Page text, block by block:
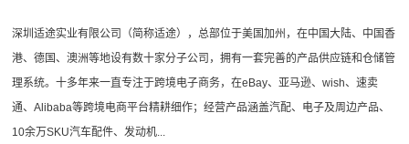
深圳适途实业有限公司（简称适途），总部位于美国加州，在中国大陆、中国香
港、德国、澳洲等地设有数十家分子公司，拥有一套完善的产品供应链和仓储管
理系统。十多年来一直专注于跨境电子商务，在eBay、亚马逊、wish、速卖
通、Alibaba等跨境电商平台精耕细作；经营产品涵盖汽配、电子及周边产品、
10余万SKU汽车配件、发动机...